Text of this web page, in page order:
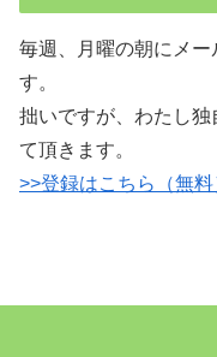
毎週、月曜の朝にメー
す。
拙いですが、わたし
て頂きます。
>>登録はこちら（無料